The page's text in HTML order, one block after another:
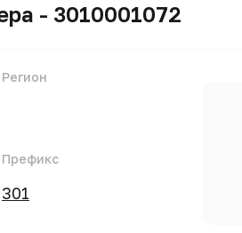
- 3010001072
Регион
Префикс
301